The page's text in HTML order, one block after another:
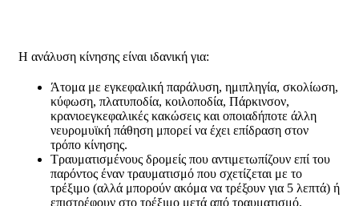
Η ανάλυση κίνησης είναι ιδανική για:
Άτομα με εγκεφαλική παράλυση, ημιπληγία, σκολίωση,
κύφωση, πλατυποδία, κοιλοποδία, Πάρκινσον,
κρανιοεγκεφαλικές κακώσεις και οποιαδήποτε άλλη
νευρομυϊκή πάθηση μπορεί να έχει επίδραση στον
τρόπο κίνησης.
Τραυματισμένους δρομείς που αντιμετωπίζουν επί του
παρόντος έναν τραυματισμό που σχετίζεται με το
τρέξιμο (αλλά μπορούν ακόμα να τρέξουν για 5 λεπτά) ή
επιστρέφουν στο τρέξιμο μετά από τραυματισμό.